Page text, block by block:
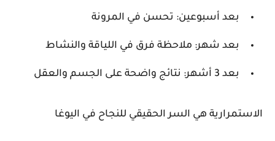
بعد أسبوعين: تحسن في المرونة
بعد شهر: ملاحظة فرق في اللياقة والنشاط
بعد 3 أشهر: نتائج واضحة على الجسم والعقل
الاستمرارية هي السر الحقيقي للنجاح في اليوغا